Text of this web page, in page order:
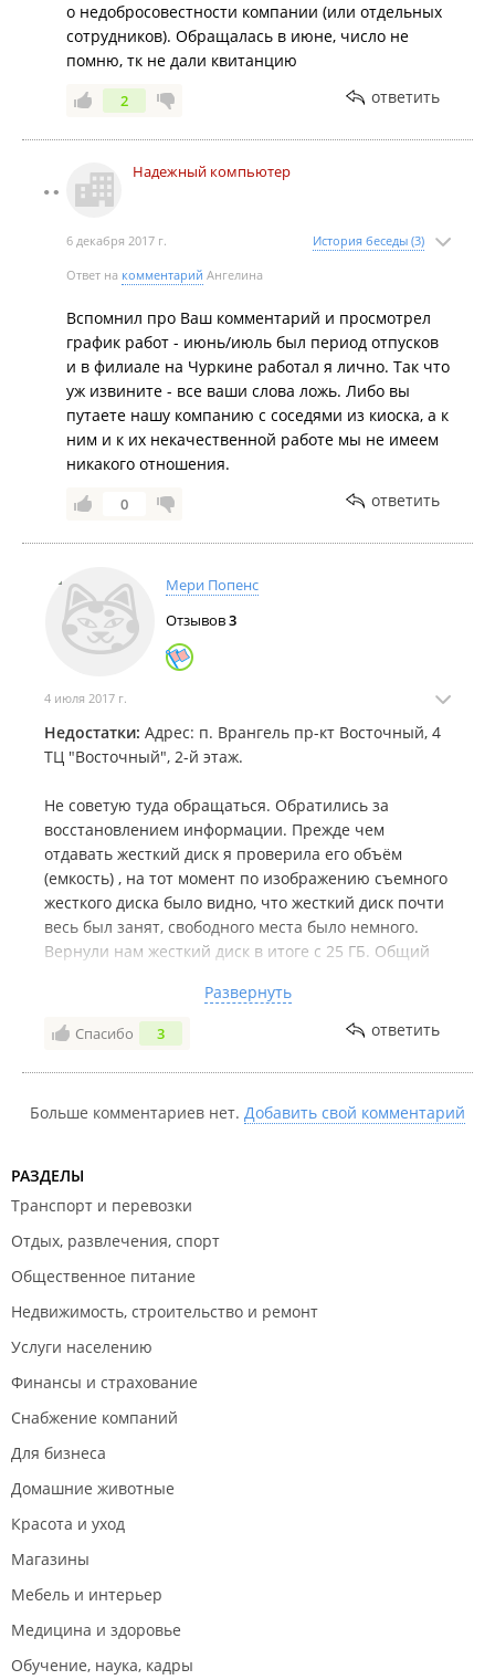
о недобросовестности компании (или отдельных
сотрудников). Обращалась в июне, число не
помню, тк не дали квитанцию
2 ответить
Надежный компьютер
6 декабря 2017 г. История беседы (3)
Ответ на комментарий Ангелина
Вспомнил про Ваш комментарий и просмотрел
график работ - июнь/июль был период отпусков
и в филиале на Чуркине работал я лично. Так что
уж извините - все ваши слова ложь. Либо вы
путаете нашу компанию с соседями из киоска, а к
ним и к их некачественной работе мы не имеем
никакого отношения.
0 ответить
Мери Попенс
Отзывов3
4 июля 2017 г.
Недостатки: Адрес: п. Врангель пр-кт Восточный, 4
ТЦ "Восточный", 2-й этаж.
Не советую туда обращаться. Обратились за
восстановлением информации. Прежде чем
отдавать жесткий диск я проверила его объём
(емкость) , на тот момент по изображению съемного
жесткого диска было видно, что жесткий диск почти
весь был занят, свободного места было немного.
Вернули нам жесткий диск в итоге с 25 ГБ. Общий
остальное не объяснили, оскорбили, моего мужа
назвали кроликом и зайкой и в трубку посмеялись.
Вот так. Я готовила материал для своей Книги, фото
с огнями - огненная лошадь, цветки и т.д. Хорошо,
подозреваю, что мои данные они оставили себе,
Верните то, что взяли. Это моё!!! Я всем расскажу. И
у меня много доказательств того, что это мои
есть свидетели, которые видели, что я готовлю для
своей книги, в том числе их видел батюшка Лев, я
ему самому первому показала. Он подтвердит, что
отправленные мои фотографии в 2012 году. Я смогу
доказать, что моим фотоаппаратом были сделаны
этого не оставлю. Будем разбираться. Я звонила в
полицию. Вы не туда полезли. Верните.
Развернуть
Спасибо 3 ответить
Больше комментариев нет. Добавить свой комментарий
РАЗДЕЛЫ
Транспорт и перевозки
Отдых, развлечения, спорт
Общественное питание
Недвижимость, строительство и ремонт
Услуги населению
Финансы и страхование
Снабжение компаний
Для бизнеса
Домашние животные
Красота и уход
Магазины
Мебель и интерьер
Медицина и здоровье
Обучение, наука, кадры